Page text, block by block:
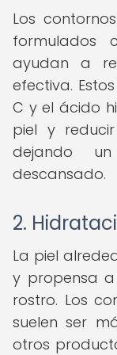
Los
formulados
ayudan a
efectiva.
C y el ácido
piel y
dejando
descansado.
2.
La piel
y propensa
rostro. Los
suelen ser
otros